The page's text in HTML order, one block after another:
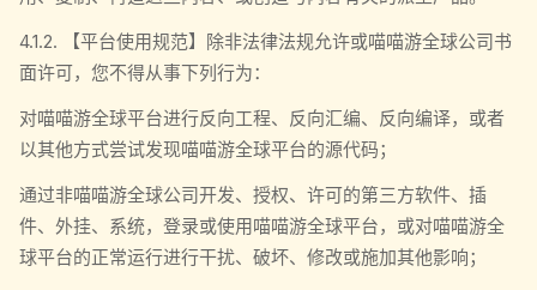
4.1.2. 【平台使用规范】除非法律法规允许或喵喵游全球公司书
面许可，您不得从事下列行为：
对喵喵游全球平台进行反向工程、反向汇编、反向编译，或者
以其他方式尝试发现喵喵游全球平台的源代码；
通过非喵喵游全球公司开发、授权、许可的第三方软件、插
件、外挂、系统，登录或使用喵喵游全球平台，或对喵喵游全
球平台的正常运行进行干扰、破坏、修改或施加其他影响；